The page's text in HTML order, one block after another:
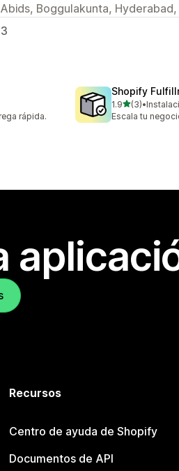
Boggulakunta, Hyderabad,
rápida.
Shopify
1.9de 5 estrellas
(3)
3 reseñas en
•
Escala tu
Recursos
Centro de ayuda de Shopify
Documentos de API